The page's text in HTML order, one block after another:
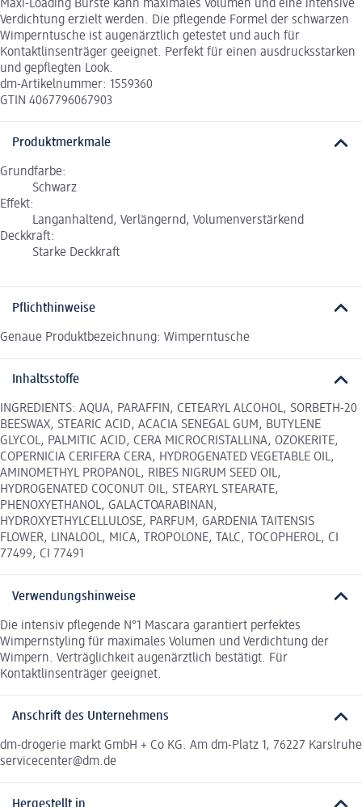
Maxi-Loading Bürste kann maximales Volumen und eine intensive
Verdichtung erzielt werden. Die pflegende Formel der schwarzen
Wimperntusche ist augenärztlich getestet und auch für
Kontaktlinsenträger geeignet. Perfekt für einen ausdrucksstarken
und gepflegten Look.
dm-Artikelnummer: 1559360
GTIN 4067796067903
Produktmerkmale
Grundfarbe:
Schwarz
Effekt:
Langanhaltend, Verlängernd, Volumenverstärkend
Deckkraft:
Starke Deckkraft
Pflichthinweise
Genaue Produktbezeichnung: Wimperntusche
Inhaltsstoffe
INGREDIENTS: AQUA, PARAFFIN, CETEARYL ALCOHOL, SORBETH-20
BEESWAX, STEARIC ACID, ACACIA SENEGAL GUM, BUTYLENE
GLYCOL, PALMITIC ACID, CERA MICROCRISTALLINA, OZOKERITE,
COPERNICIA CERIFERA CERA, HYDROGENATED VEGETABLE OIL,
AMINOMETHYL PROPANOL, RIBES NIGRUM SEED OIL,
HYDROGENATED COCONUT OIL, STEARYL STEARATE,
PHENOXYETHANOL, GALACTOARABINAN,
HYDROXYETHYLCELLULOSE, PARFUM, GARDENIA TAITENSIS
FLOWER, LINALOOL, MICA, TROPOLONE, TALC, TOCOPHEROL, CI
77499, CI 77491
Verwendungshinweise
Die intensiv pflegende N°1 Mascara garantiert perfektes
Wimpernstyling für maximales Volumen und Verdichtung der
Wimpern. Verträglichkeit augenärztlich bestätigt. Für
Kontaktlinsenträger geeignet.
Anschrift des Unternehmens
dm-drogerie markt GmbH + Co KG. Am dm-Platz 1, 76227 Karslruhe
servicecenter@dm.de
Hergestellt in